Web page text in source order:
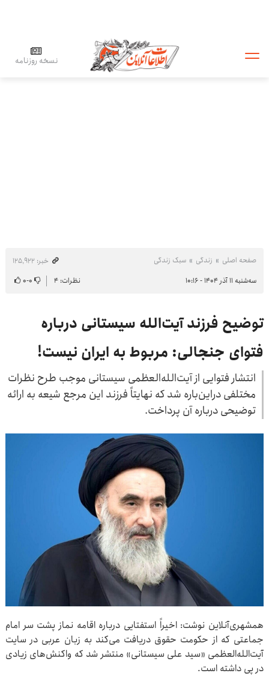
نسخه روزنامه
صفحه اصلی زندگی سبک زندگی
خبر: ۱۲۵٬۹۲۲
سه‌شنبه ۱۱ آذر ۱۴۰۴ - ۱۰:۱۶
نظرات: ۴ ۰-۰
توضیح فرزند آیت‌الله سیستانی درباره
فتوای جنجالی: مربوط به ایران نیست!
انتشار فتوایی از آیت‌الله‌العظمی‌ سیستانی موجب طرح نظرات
مختلفی دراین‌باره شد که نهایتاً فرزند این مرجع شیعه‌ به ارائه
توضیحی درباره آن پرداخت‌.
همشهری‌آنلاین نوشت: اخیراً استفتایی درباره‌ اقامه نماز پشت سر امام
جماعتی که از حکومت حقوق دریافت می‌کند به زبان عربی در سایت
آیت‌الله‌العظمی «سید علی سیستانی» منتشر شد که واکنش‌های زیادی
در پی داشته است.